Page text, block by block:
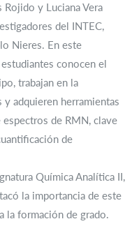
Rojido y Luciana Vera
del INTEC,
Nieres. En este
conocen el
trabajan en la
y adquieren herramientas
de RMN, clave
de
Química Analítica II,
la importancia de este
la formación de grado.